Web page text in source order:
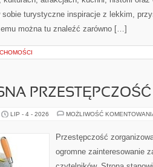
sobie turystyczne inspiracje z lekkim,
można tu znaleźć zarówno […]
PRZESTĘPCZOŚĆ
LIP - 4 - 2026 MOŻLIWOŚĆ
Przestępczość
ogromne zainteresowanie